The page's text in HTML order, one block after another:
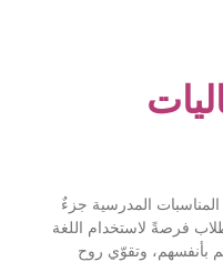
المدرسية جزءٌ
فرصةً لاستخدام اللغة
بأنفسهم، وتقوّي روح